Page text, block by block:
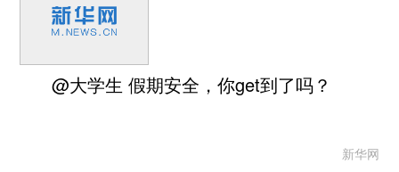
@大学生 假期安全，你get到了吗？
新华网